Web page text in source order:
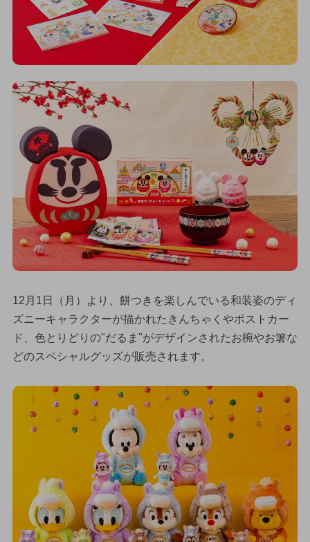
12月1日（月）より、餅つきを楽しんでいる和装姿のディ
ズニーキャラクターが描かれたきんちゃくやポストカー
ド、色とりどりの"だるま"がデザインされたお椀やお箸な
どのスペシャルグッズが販売されます。